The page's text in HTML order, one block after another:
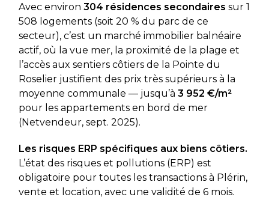
Avec environ 304 résidences secondaires sur 1
508 logements (soit 20 % du parc de ce
secteur), c’est un marché immobilier balnéaire
actif, où la vue mer, la proximité de la plage et
l’accès aux sentiers côtiers de la Pointe du
Roselier justifient des prix très supérieurs à la
moyenne communale — jusqu’à 3 952 €/m²
pour les appartements en bord de mer
(Netvendeur, sept. 2025).
Les risques ERP spécifiques aux biens côtiers.
L’état des risques et pollutions (ERP) est
obligatoire pour toutes les transactions à Plérin,
vente et location, avec une validité de 6 mois.